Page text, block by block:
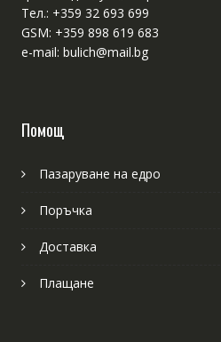
Тел.: +359 32 693 699
GSM: +359 898 619 683
e-mail: bulich@mail.bg
Помощ
Пазаруване на едро
Поръчка
Доставка
Плащане